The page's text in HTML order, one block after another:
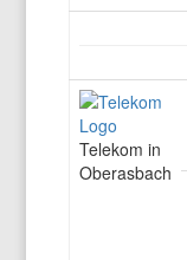
Telekom in
Oberasbach